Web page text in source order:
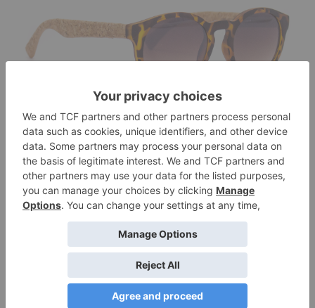
ΓΥΑΛΙΆ ΗΛΊΟΥ
ANIMAL PRINT
€35,00
Διαβάστε περισσότερα